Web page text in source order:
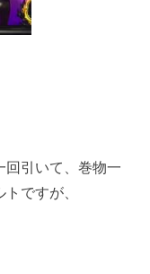
回引いて、巻物一
ですが、